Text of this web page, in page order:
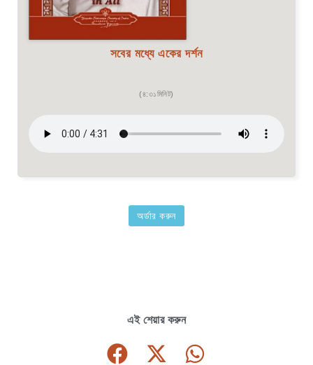
সবের মধ্যে একের দর্শন
(৪:৩১মিনিট)
অর্ডার করুন
এই শেয়ার করুন